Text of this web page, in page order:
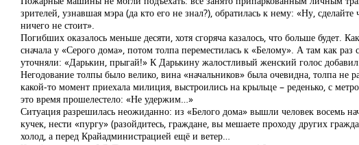
зрителей, узнавшая мэра (да кто его не знал?), обратилась к нему: «Ну,
ничего не стоит».
Погибших оказалось меньше десяти, хотя сгоряча казалось, что больше
сначала у «Серого дома», потом толпа переместилась к «Белому». А там как
уточняли: «Дарькин, прыгай!» К Дарькину жалостливый женский голос
Негодование толпы было велико, вина «начальников» была очевидна, толпа не
какой-то момент приехала милиция, выстроились на крыльце – реденько, с
это время прошелестело: «Не удержим…»
Ситуация разрешилась неожиданно: из «Белого дома» вышли человек восемь
кучек, нести «пургу» (разойдитесь, граждане, вы мешаете проходу других
холод, а перед Крайадминистрацией ещё и ветер…